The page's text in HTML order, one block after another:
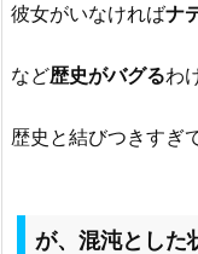
彼女がいなければナ
など歴史がバグるわ
歴史と結びつきすぎ
が、混沌とした